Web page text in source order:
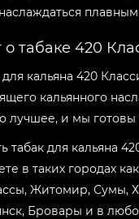
наслаждаться
о табаке 420
для кальяна 420
кальянного
лучшее, и мы
табак для кальяна
в таких городах
Житомир, Сумы,
Бровары и в